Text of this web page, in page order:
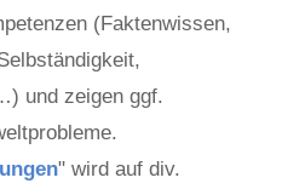
(Faktenwissen,
und zeigen ggf.
" wird auf div.